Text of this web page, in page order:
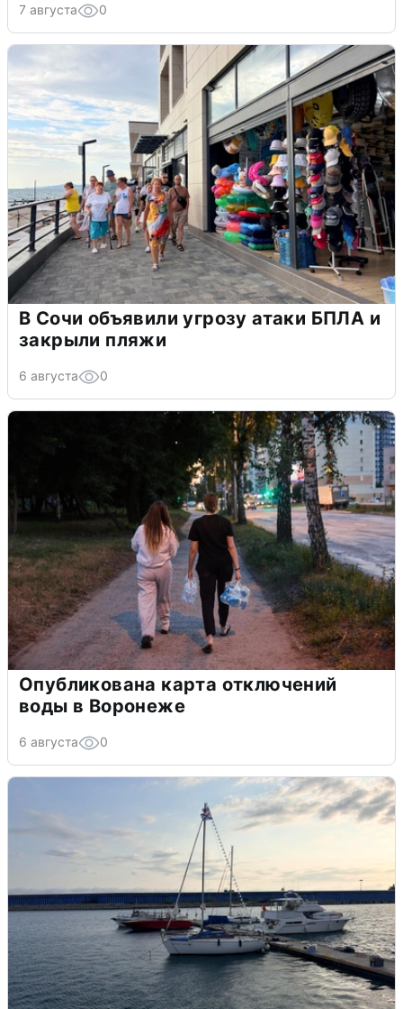
7 августа 0
В Сочи объявили угрозу атаки БПЛА и
закрыли пляжи
6 августа 0
Опубликована карта отключений
воды в Воронеже
6 августа 0